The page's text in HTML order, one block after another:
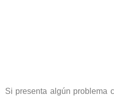
Si presenta algún problema